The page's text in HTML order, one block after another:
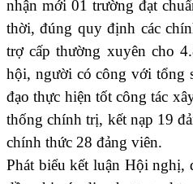
nhận mới 01 trường đạt
thời, đúng quy định các
trợ cấp thường xuyên cho
hội, người có công với tổng
đạo thực hiện tốt công tác
thống chính trị, kết nạp 19
chính thức 28 đảng viên.
Phát biểu kết luận Hội